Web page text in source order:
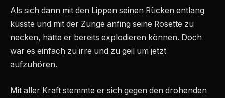
Als sich dann mit den Lippen seinen Rücken entlang
küsste und mit der Zunge anfing seine Rosette zu
necken, hätte er bereits explodieren können. Doch
war es einfach zu irre und zu geil um jetzt
aufzuhören.
Mit aller Kraft stemmte er sich gegen den drohenden